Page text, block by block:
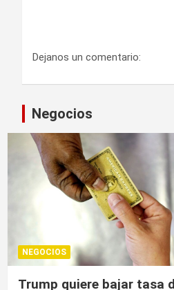
Dejanos un comentario:
Negocios
NEGOCIOS
¿Cuál es el “arma nuclear